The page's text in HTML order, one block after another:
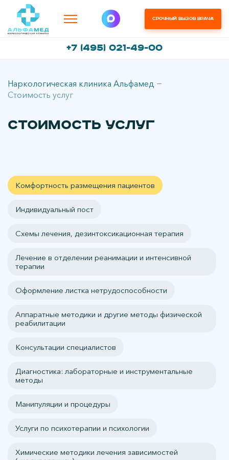
Срочный вызов врача
+7 (495) 021-49-00
Наркологическая клиника Альфамед
Стоимость услуг
Стоимость услуг
Комфортность размещения пациентов
Индивидуальный пост
Схемы лечения, дезинтоксикационная терапия
Лечение в отделении реанимации и интенсивной
терапии
Оформление листка нетрудоспособности
Аппаратные методики и другие методы физической
реабилитации
Консультации специалистов
Диагностика: лабораторные и инструментальные
методы
Манипуляции и процедуры
Услуги по психотерапии и психологии
Химические методики лечения зависимостей